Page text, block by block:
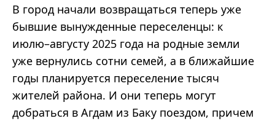
В город начали возвращаться теперь уже
бывшие вынужденные переселенцы: к
июлю–августу 2025 года на родные земли
уже вернулись сотни семей, а в ближайшие
годы планируется переселение тысяч
жителей района. И они теперь могут
добраться в Агдам из Баку поездом, причем